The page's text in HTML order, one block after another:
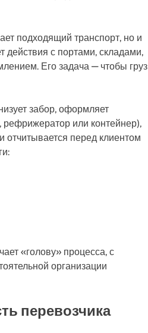
подходящий транспорт, но и
с портами, складами,
Его задача — чтобы груз
забор, оформляет
или контейнер),
отчитывается перед клиентом
«голову» процесса, с
организации
перевозчика